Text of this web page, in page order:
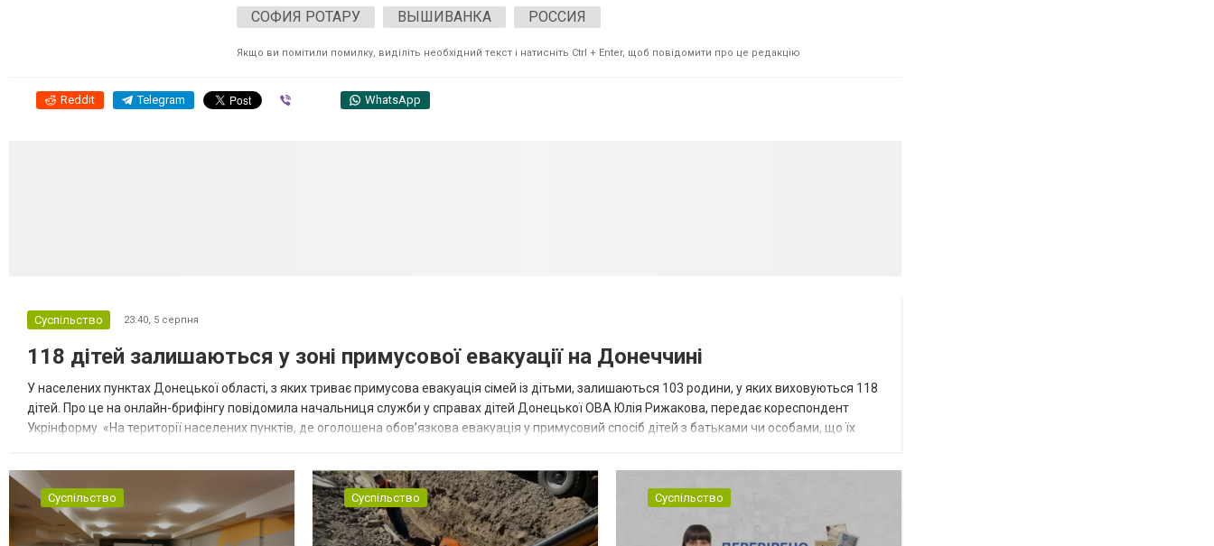
СОФИЯ РОТАРУ
ВЫШИВАНКА РОССИЯ
Якщо ви помітили помилку, виділіть необхідний текст і натисніть Ctrl + Enter, щоб повідомити про це редакцію
Reddit Telegram WhatsApp
Суспільство 23:40, 5 серпня
118 дітей залишаються у зоні примусової евакуації на Донеччині
У населених пунктах Донецької області, з яких триває примусова евакуація сімей із дітьми, залишаються 103 родини, у яких виховуються 118
дітей. Про це на онлайн-брифінгу повідомила начальниця служби у справах дітей Донецької ОВА Юлія Рижакова, передає кореспондент
Укрінформу. «На території населених пунктів, де оголошена обов’язкова евакуація у примусовий спосіб дітей з батьками чи особами, що їх
Суспільство Суспільство Суспільство